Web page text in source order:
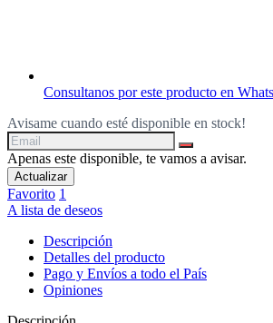
Consultanos por este producto en
Avisame cuando esté disponible en stock!
Apenas este disponible, te vamos a avisar.
Favorito 1
A lista de deseos
Descripción
Detalles del producto
Pago y Envíos a todo el País
Opiniones